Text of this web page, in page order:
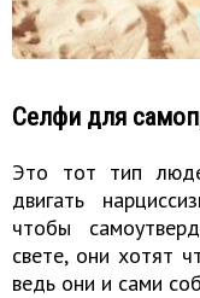
Селфи для
Это тот тип
двигать
чтобы
свете, они хотят
ведь они и сами